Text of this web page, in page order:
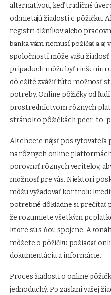
alternatívou, keď tradičné
odmietajú žiadosti o pôžičku.
registri dlžníkov alebo
banka vám nemusí požičať a aj
spoločností môže vašu
prípadoch môžu byť riešením
dôležité zvážiť túto možnosť
potreby. Online pôžičky od
prostredníctvom rôznych
stránok o pôžičkách peer-to-
Ak chcete nájsť poskytovateľa
na rôznych online
porovnať rôznych veriteľov,
možnosť pre vás. Niektorí
môžu vyžadovať kontrolu
potrebné dôkladne si prečítať
že rozumiete všetkým
ktoré sú s ňou spojené.
môžete o pôžičku požiadať
dokumentáciu a informácie.
Proces žiadosti o online
jednoduchý. Po zaslaní vašej